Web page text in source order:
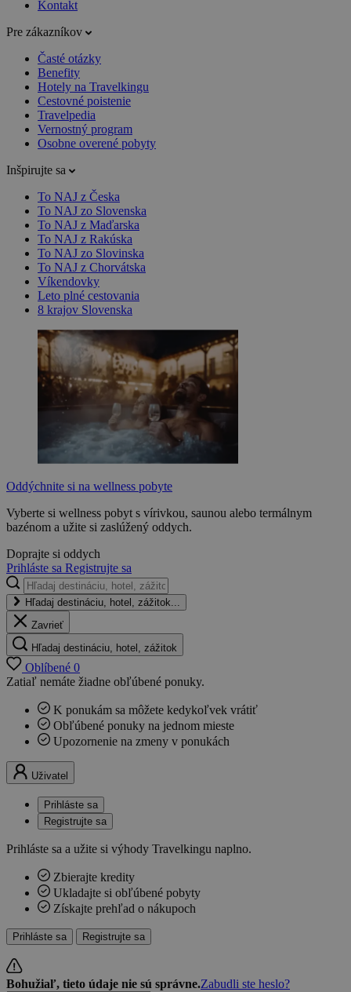
Kontakt
Pre zákazníkov
Časté otázky
Benefity
Hotely na Travelkingu
Cestovné poistenie
Travelpedia
Vernostný program
Osobne overené pobyty
Inšpirujte sa
To NAJ z Česka
To NAJ zo Slovenska
To NAJ z Maďarska
To NAJ z Rakúska
To NAJ zo Slovinska
To NAJ z Chorvátska
Víkendovky
Leto plné cestovania
8 krajov Slovenska
Oddýchnite si na wellness pobyte
Vyberte si wellness pobyt s vírivkou, saunou alebo termálnym
bazénom a užite si zaslúžený oddych.
Doprajte si oddych
Prihláste sa Registrujte sa
Hľadaj destináciu, hotel, zážitok...
Zavrieť
Hľadaj destináciu, hotel, zážitok
Oblíbené 0
Zatiaľ nemáte žiadne obľúbené ponuky.
K ponukám sa môžete kedykoľvek vrátiť
Obľúbené ponuky na jednom mieste
Upozornenie na zmeny v ponukách
Uživatel
Prihláste sa
Registrujte sa
Prihláste sa a užite si výhody Travelkingu naplno.
Zbierajte kredity
Ukladajte si obľúbené pobyty
Získajte prehľad o nákupoch
Prihláste sa Registrujte sa
Bohužiaľ, tieto údaje nie sú správne.Zabudli ste heslo?